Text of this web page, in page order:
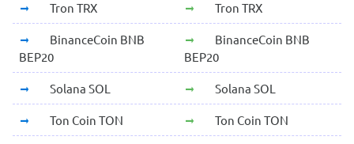
Tron TRX Tron TRX
BinanceCoin BNB
BEP20
BinanceCoin BNB
BEP20
Solana SOL Solana SOL
Ton Coin TON Ton Coin TON